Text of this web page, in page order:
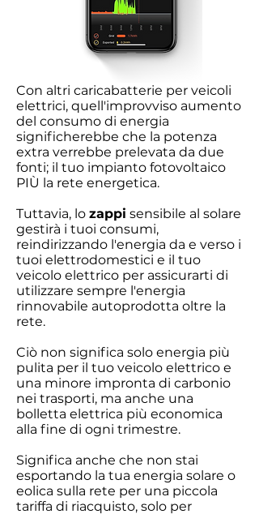
Con altri caricabatterie per veicoli
elettrici, quell'improvviso aumento
del consumo di energia
significherebbe che la potenza
extra verrebbe prelevata da due
fonti; il tuo impianto fotovoltaico
PIÙ la rete energetica.
Tuttavia, lo zappi sensibile al solare
gestirà i tuoi consumi,
reindirizzando l'energia da e verso i
tuoi elettrodomestici e il tuo
veicolo elettrico per assicurarti di
utilizzare sempre l'energia
rinnovabile autoprodotta oltre la
rete.
Ciò non significa solo energia più
pulita per il tuo veicolo elettrico e
una minore impronta di carbonio
nei trasporti, ma anche una
bolletta elettrica più economica
alla fine di ogni trimestre.
Significa anche che non stai
esportando la tua energia solare o
eolica sulla rete per una piccola
tariffa di riacquisto, solo per